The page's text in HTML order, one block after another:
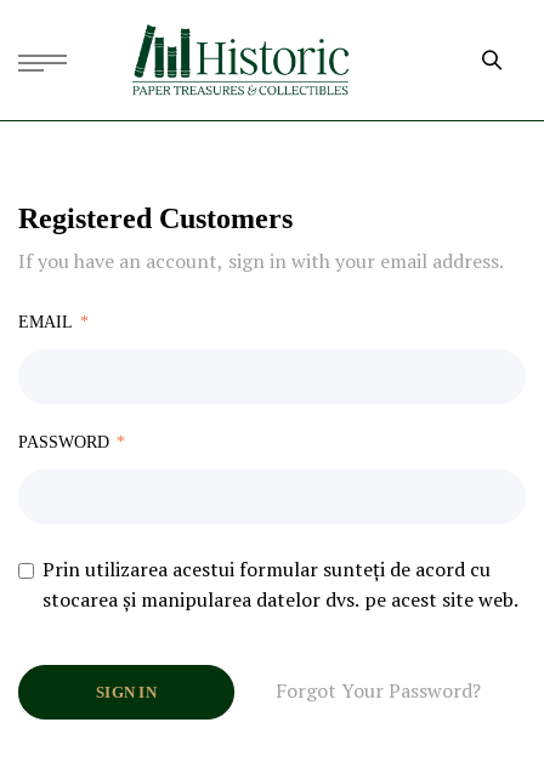
Registered Customers
If you have an account, sign in with your email address.
EMAIL
PASSWORD
Prin utilizarea acestui formular sunteți de acord cu
stocarea și manipularea datelor dvs. pe acest site web.
SIGN IN Forgot Your Password?